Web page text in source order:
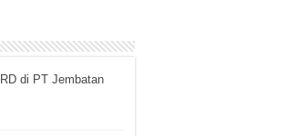
di PT Jembatan